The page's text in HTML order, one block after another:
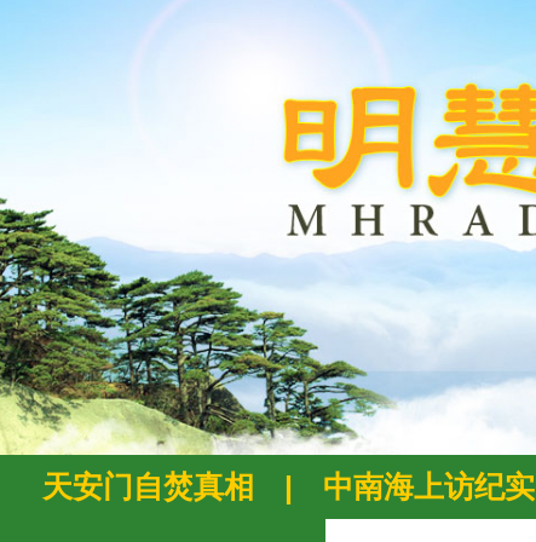
天安门自焚真相 | 中南海上访纪实